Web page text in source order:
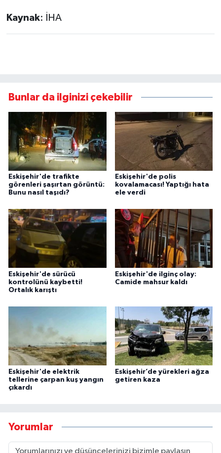
Kaynak: İHA
Bunlar da ilginizi çekebilir
Eskişehir'de trafikte
görenleri şaşırtan görüntü:
Bunu nasıl taşıdı?
Eskişehir'de polis
kovalamacası! Yaptığı hata
ele verdi
Eskişehir'de sürücü
kontrolünü kaybetti!
Ortalık karıştı
Eskişehir'de ilginç olay:
Camide mahsur kaldı
Eskişehir'de elektrik
tellerine çarpan kuş yangın
çıkardı
Eskişehir’de yürekleri ağza
getiren kaza
Yorumlar